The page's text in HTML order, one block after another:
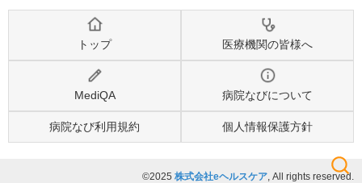
トップ 医療機関の皆様へ
MediQA 病院なびについて
病院なび利用規約 個人情報保護方針
©2025 株式会社eヘルスケア, All rights reserved.